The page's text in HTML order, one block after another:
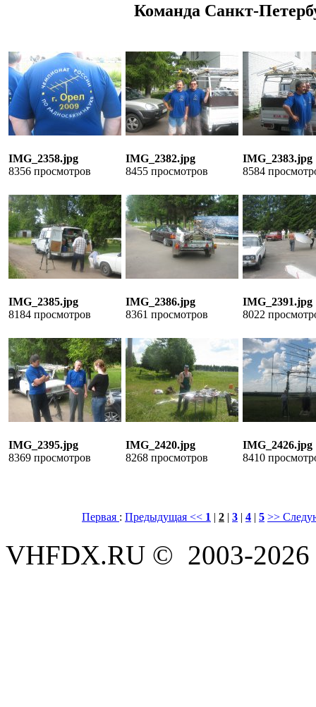
Команда Санкт-
IMG_2358.jpg
8356 просмотров
IMG_2382.jpg
8455 просмотров
IMG_2383.jpg
8584
IMG_2385.jpg
8184 просмотров
IMG_2386.jpg
8361 просмотров
IMG_2391.jpg
8022
IMG_2395.jpg
8369 просмотров
IMG_2420.jpg
8268 просмотров
IMG_2426.jpg
8410
Первая : Предыдущая << 1 | 2 | 3 | 4 | 5 >>
VHFDX.RU © 2003-2026